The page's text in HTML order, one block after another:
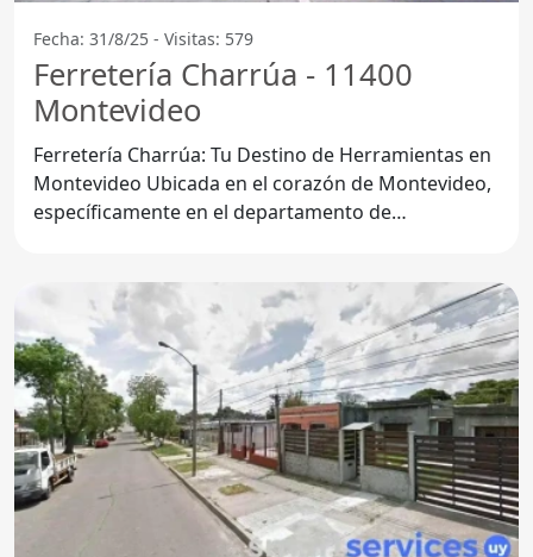
Fecha: 31/8/25 - Visitas: 579
Ferretería Charrúa - 11400
Montevideo
Ferretería Charrúa: Tu Destino de Herramientas en
Montevideo Ubicada en el corazón de Montevideo,
específicamente en el departamento de